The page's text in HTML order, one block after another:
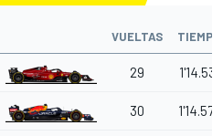
VUELTAS TIEMPO
29 1'14.531
30 1'14.570